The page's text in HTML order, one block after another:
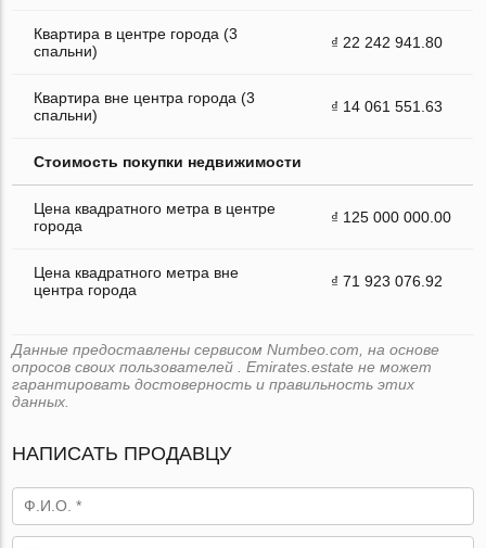
Квартира в центре города (3
спальни)
₫ 22 242 941.80
Квартира вне центра города (3
спальни)
₫ 14 061 551.63
Стоимость покупки недвижимости
Цена квадратного метра в центре
города
₫ 125 000 000.00
Цена квадратного метра вне
центра города
₫ 71 923 076.92
Данные предоставлены сервисом Numbeo.com, на основе
опросов своих пользователей . Emirates.estate не может
гарантировать достоверность и правильность этих
данных.
НАПИСАТЬ ПРОДАВЦУ